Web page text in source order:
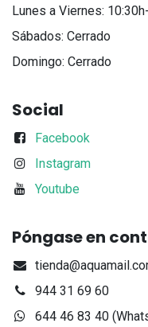
Lunes a Viernes:
Sábados: Cerrado
Domingo: Cerrado
Social
Facebook
Instagram
Youtube
Póngase en
944 31 69 60
644 46 83 40